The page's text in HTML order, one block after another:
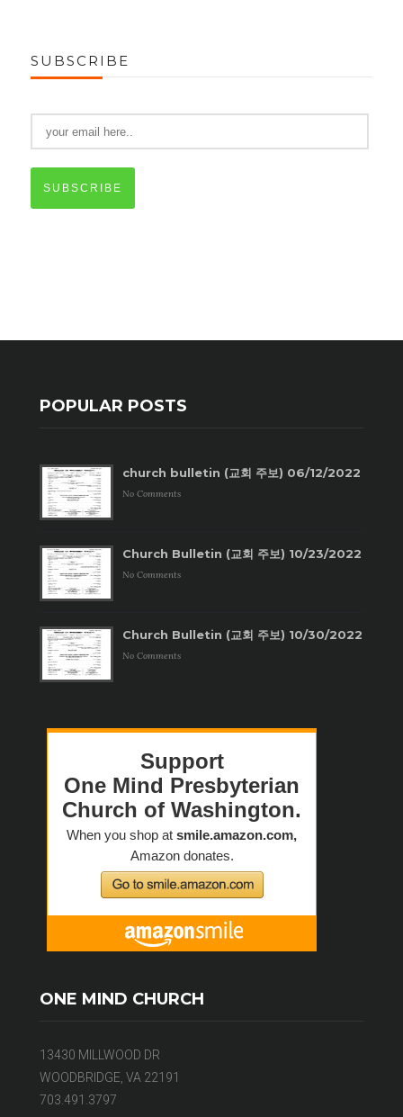
SUBSCRIBE
SUBSCRIBE
POPULAR POSTS
church bulletin (교회 주보) 06/12/2022
No Comments
Church Bulletin (교회 주보) 10/23/2022
No Comments
Church Bulletin (교회 주보) 10/30/2022
No Comments
ONE MIND CHURCH
13430 MILLWOOD DR
WOODBRIDGE, VA 22191
703.491.3797